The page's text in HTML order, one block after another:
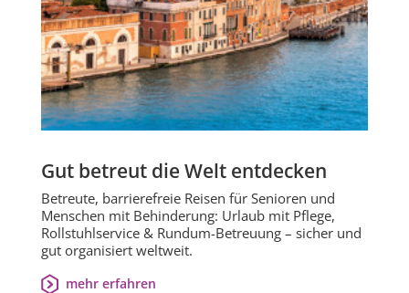
Gut betreut die Welt entdecken
Betreute, barrierefreie Reisen für Senioren und
Menschen mit Behinderung: Urlaub mit Pflege,
Rollstuhlservice & Rundum-Betreuung – sicher und
gut organisiert weltweit.
mehr erfahren